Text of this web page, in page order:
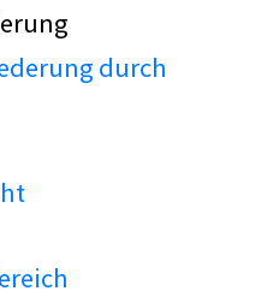
durch